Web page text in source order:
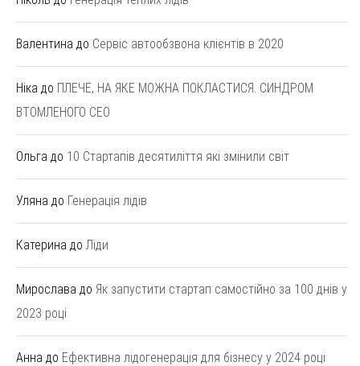
Валентина до Сервіс автообзвона клієнтів в 2020
Ніка до ПЛЕЧЕ, НА ЯКЕ МОЖНА ПОКЛАСТИСЯ. СИНДРОМ
ВТОМЛЕНОГО СЕО
Ольга до 10 Стартапів десятиліття які змінили світ
Уляна до Генерація лідів
Катерина до Ліди
Мирослава до Як запустити стартап самостійно за 100 днів у
2023 році
Анна до Ефективна лідогенерація для бізнесу у 2024 році